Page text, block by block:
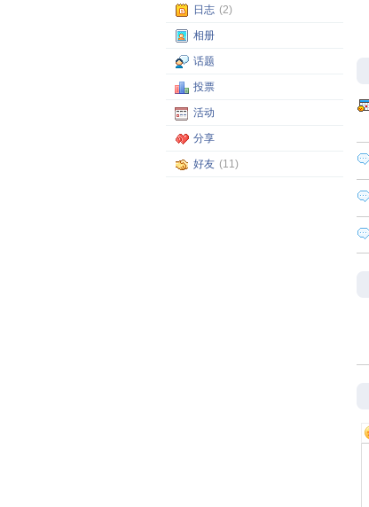
日志 (2)
相册
话题
投票
活动
分享
好友 (11)